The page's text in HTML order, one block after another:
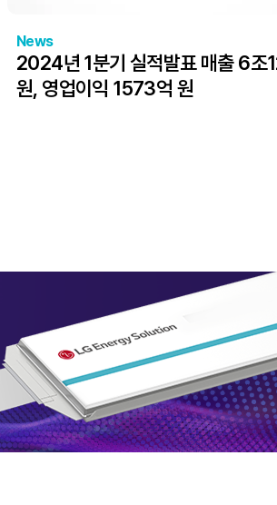
News
2024년 1분기 실적발표 매출 6조
원, 영업이익 1573억 원